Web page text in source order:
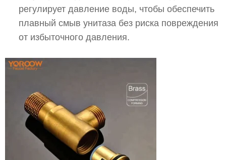
регулирует давление воды, чтобы обеспечить
плавный смыв унитаза без риска повреждения
от избыточного давления.